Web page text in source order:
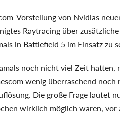
Vorstellung von Nvidias
Raytracing über
in Battlefield 5 im Einsatz zu
noch nicht viel Zeit
wenig überraschend
Die große Frage lautet
wirklich möglich waren,